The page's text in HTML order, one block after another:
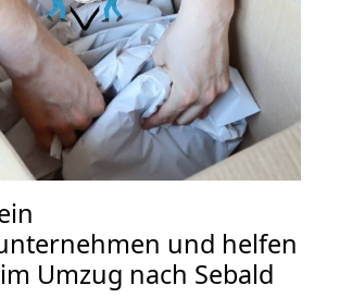
und helfen
Umzug nach Sebald